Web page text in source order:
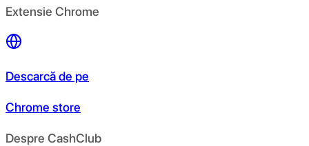
Extensie Chrome
Descarcă de pe
Chrome store
Despre CashClub